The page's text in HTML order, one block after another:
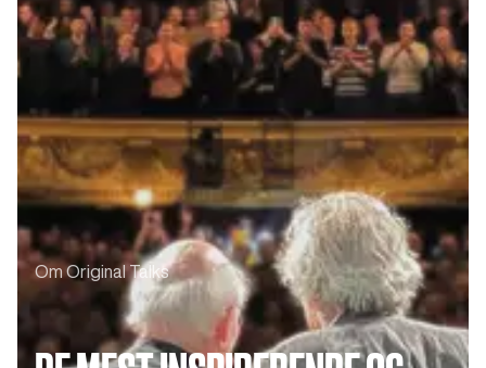
Om Original Talks